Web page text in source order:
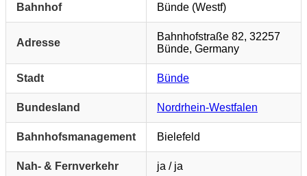
Bahnhof Bünde (Westf)
Adresse
Bahnhofstraße 82, 32257
Bünde, Germany
Stadt Bünde
Bundesland Nordrhein-Westfalen
Bahnhofsmanagement Bielefeld
Nah- & Fernverkehr ja / ja